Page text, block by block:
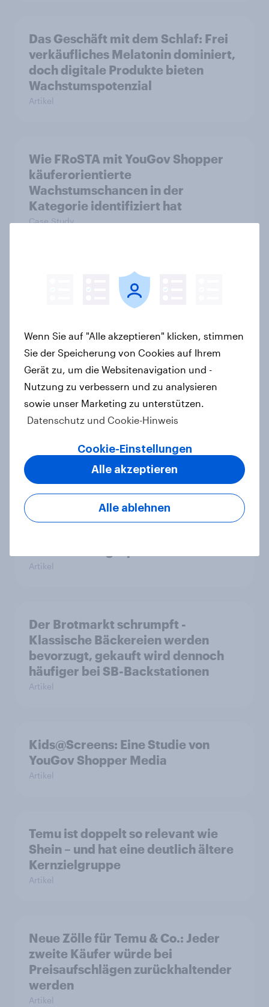
Das Geschäft mit dem Schlaf: Frei
verkäufliches Melatonin dominiert,
doch digitale Produkte bieten
Wachstumspotenzial
Artikel
Wie FRoSTA mit YouGov Shopper
käuferorientierte
Wachstumschancen in der
Kategorie identifiziert hat
Case Study
Retail Media wirkt – aber anders als
gedacht: Neue YouGov-Studie zeigt
erstmals die Shopper-Perspektive
Artikel
[On-Demand Webinar] Zwischen
Zielgruppe und Zeitgeist - Mit den
erkennen
Artikel
[On-Demand Webinar] Mehr
Artikel
Der Brotmarkt schrumpft -
Klassische Bäckereien werden
bevorzugt, gekauft wird dennoch
häufiger bei SB-Backstationen
Artikel
Kids@Screens: Eine Studie von
YouGov Shopper Media
Artikel
Temu ist doppelt so relevant wie
Shein – und hat eine deutlich ältere
Kernzielgruppe
Artikel
Neue Zölle für Temu & Co.: Jeder
zweite Käufer würde bei
Preisaufschlägen zurückhaltender
werden
Artikel
Wenn Sie auf "Alle akzeptieren" klicken, stimmen
Sie der Speicherung von Cookies auf Ihrem
Gerät zu, um die Websitenavigation und -
Nutzung zu verbessern und zu analysieren
sowie unser Marketing zu unterstützen.
Datenschutz und Cookie-Hinweis
Cookie-Einstellungen
Alle ablehnen
Alle akzeptieren